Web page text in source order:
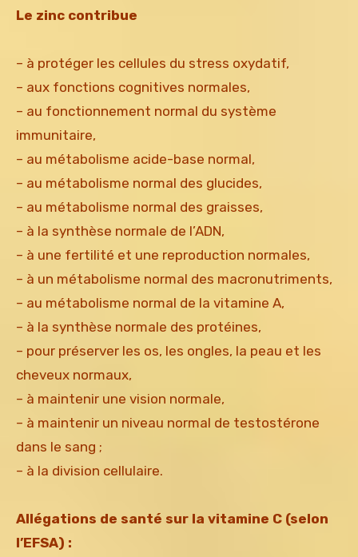
Le zinc contribue
– à protéger les cellules du stress oxydatif,
– aux fonctions cognitives normales,
– au fonctionnement normal du système
immunitaire,
– au métabolisme acide-base normal,
– au métabolisme normal des glucides,
– au métabolisme normal des graisses,
– à la synthèse normale de l’ADN,
– à une fertilité et une reproduction normales,
– à un métabolisme normal des macronutriments,
– au métabolisme normal de la vitamine A,
– à la synthèse normale des protéines,
– pour préserver les os, les ongles, la peau et les
cheveux normaux,
– à maintenir une vision normale,
– à maintenir un niveau normal de testostérone
dans le sang ;
– à la division cellulaire.
Allégations de santé sur la vitamine C (selon
l’EFSA) :